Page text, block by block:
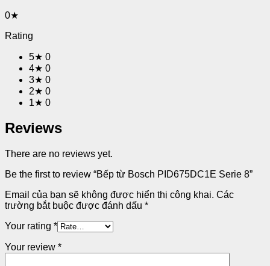
0★
Rating
5★ 0
4★ 0
3★ 0
2★ 0
1★ 0
Reviews
There are no reviews yet.
Be the first to review “Bếp từ Bosch PID675DC1E Serie 8”
Email của bạn sẽ không được hiển thị công khai. Các
trường bắt buộc được đánh dấu *
Your rating *
Your review *